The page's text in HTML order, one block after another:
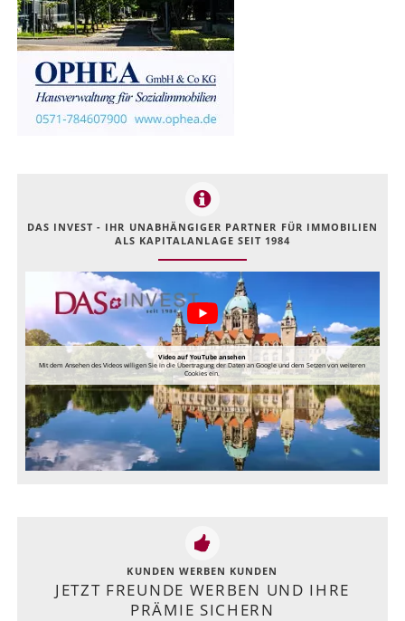
DAS INVEST - IHR UNABHÄNGIGER PARTNER FÜR IMMOBILIEN
ALS KAPITALANLAGE SEIT 1984
Video auf YouTube ansehen
Mit dem Ansehen des Videos willigen Sie in die Übertragung der Daten an Google und dem Setzen von weiteren
Cookies ein.
KUNDEN WERBEN KUNDEN
JETZT FREUNDE WERBEN UND IHRE
PRÄMIE SICHERN